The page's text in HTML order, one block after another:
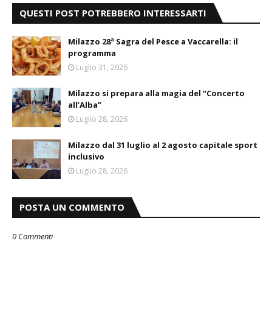
QUESTI POST POTREBBERO INTERESSARTI
Milazzo 28ª Sagra del Pesce a Vaccarella: il
programma
Luglio 31, 2026
Milazzo si prepara alla magia del “Concerto
all’Alba”
Luglio 28, 2026
Milazzo dal 31 luglio al 2 agosto capitale sport
inclusivo
Luglio 28, 2026
POSTA UN COMMENTO
0 Commenti